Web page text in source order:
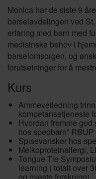
Monica har de siste 9
barselavdelingen ved
erfaring med barn med
medisinske behov i
barselomsorgen, og
forutsetninger for å
Kurs
Ammeveiledning
kompetansetjeneste
Hvordan fremme
hos spedbarn” RBUP
Spisevansker hos
Melkoproteinallergi,
Tongue Tie
learning ( totalt over